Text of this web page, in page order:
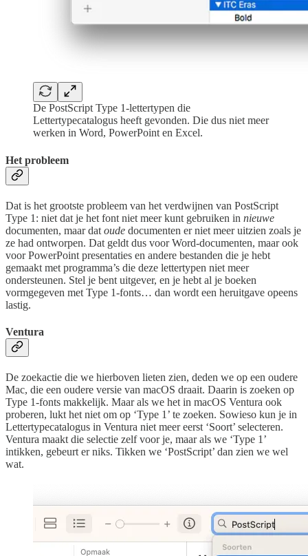
De PostScript Type 1-lettertypen die
Lettertypecatalogus heeft gevonden. Die dus niet meer
werken in Word, PowerPoint en Excel.
Het probleem
Dat is het grootste probleem van het verdwijnen van PostScript
Type 1: niet dat je het font niet meer kunt gebruiken in nieuwe
documenten, maar dat oude documenten er niet meer uitzien zoals je
ze had ontworpen. Dat geldt dus voor Word-documenten, maar ook
voor PowerPoint presentaties en andere bestanden die je hebt
gemaakt met programma’s die deze lettertypen niet meer
ondersteunen. Stel je bent uitgever, en je hebt al je boeken
vormgegeven met Type 1-fonts… dan wordt een heruitgave opeens
lastig.
Ventura
De zoekactie die we hierboven lieten zien, deden we op een oudere
Mac, die een oudere versie van macOS draait. Daarin is zoeken op
Type 1-fonts makkelijk. Maar als we het in macOS Ventura ook
proberen, lukt het niet om op ‘Type 1’ te zoeken. Sowieso kun je in
Lettertypecatalogus in Ventura niet meer eerst ‘Soort’ selecteren.
Ventura maakt die selectie zelf voor je, maar als we ‘Type 1’
intikken, gebeurt er niks. Tikken we ‘PostScript’ dan zien we wel
wat.